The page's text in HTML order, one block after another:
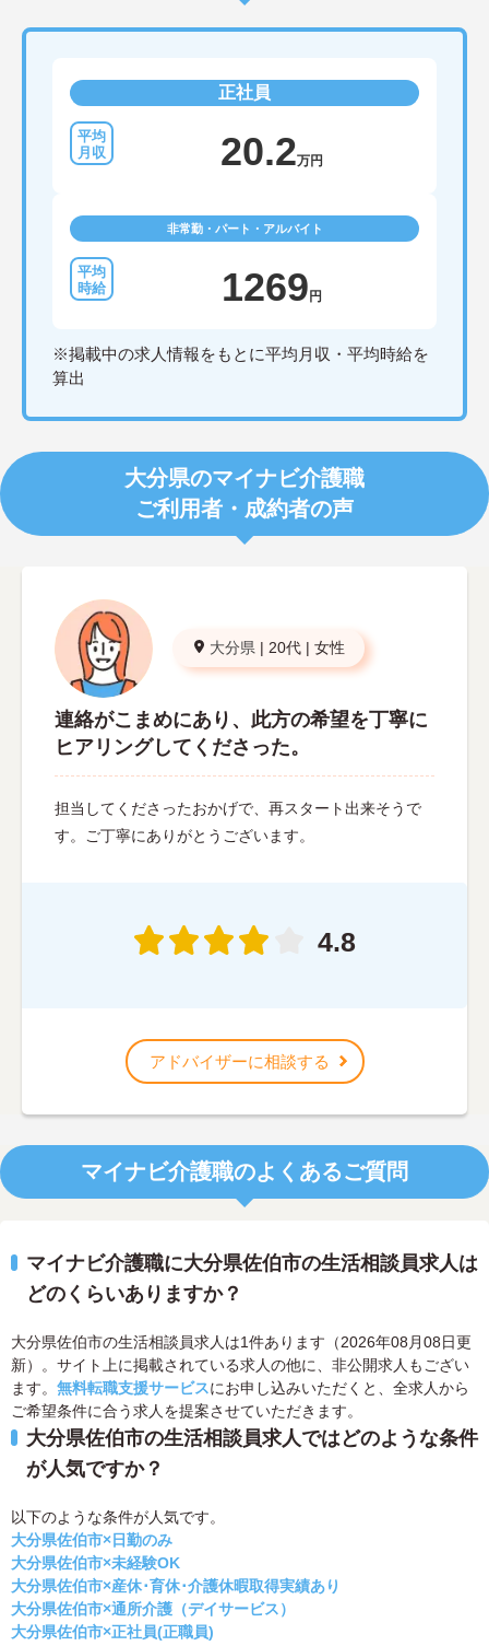
正社員
20.2万円
非常勤・パート・アルバイト
1269 円
※掲載中の求人情報をもとに平均月収・平均時給を
算出
大分県のマイナビ介護職
ご利用者・成約者の声
大分県 | 20代 | 女性
連絡がこまめにあり、此方の希望を丁寧に
ヒアリングしてくださった。
担当してくださったおかげで、再スタート出来そうで
す。ご丁寧にありがとうございます。
4.8
アドバイザーに相談する
マイナビ介護職のよくあるご質問
マイナビ介護職に大分県佐伯市の生活相談員求人は
どのくらいありますか？
大分県佐伯市の生活相談員求人は1件あります（2026年08月08日更
新）。サイト上に掲載されている求人の他に、非公開求人もござい
ます。 無料転職支援サービスにお申し込みいただくと、全求人から
ご希望条件に合う求人を提案させていただきます。
大分県佐伯市の生活相談員求人ではどのような条件
が人気ですか？
以下のような条件が人気です。
大分県佐伯市×日勤のみ
大分県佐伯市×未経験OK
大分県佐伯市×産休･育休･介護休暇取得実績あり
大分県佐伯市×通所介護（デイサービス）
大分県佐伯市×正社員(正職員)